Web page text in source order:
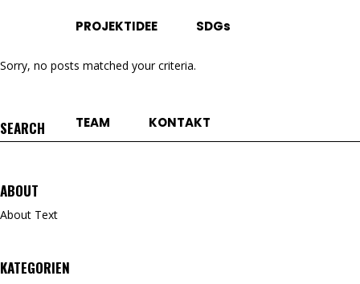
PROJEKTIDEE SDGs
TEAM KONTAKT
Sorry, no posts matched your criteria.
Search
for:
ABOUT
About Text
KATEGORIEN